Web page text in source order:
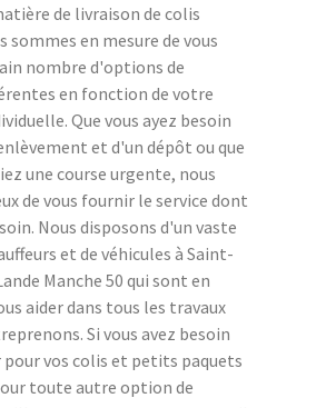
de livraison de colis
sommes en mesure de vous
nombre d'options de
en fonction de votre
Que vous ayez besoin
et d'un dépôt ou que
une course urgente, nous
de vous fournir le service dont
Nous disposons d'un vaste
et de véhicules à Saint-
Manche 50 qui sont en
aider dans tous les travaux
Si vous avez besoin
pour vos colis et petits paquets
toute autre option de